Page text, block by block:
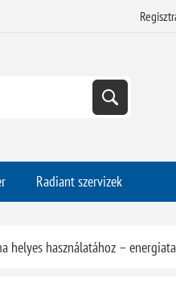
Radiant szervizek